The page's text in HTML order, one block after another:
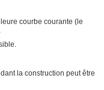
courbe courante (le
la construction peut être